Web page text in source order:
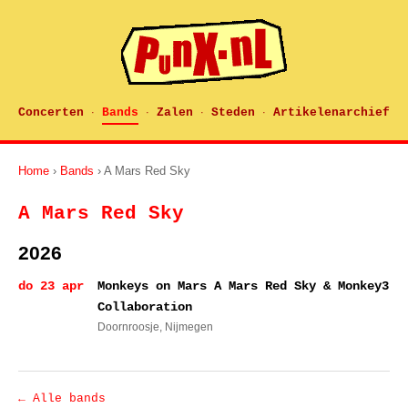
Concerten · Bands · Zalen · Steden · Artikelenarchief
Home › Bands › A Mars Red Sky
A Mars Red Sky
2026
do 23 apr
Monkeys on Mars A Mars Red Sky & Monkey3
Collaboration
Doornroosje, Nijmegen
← Alle bands